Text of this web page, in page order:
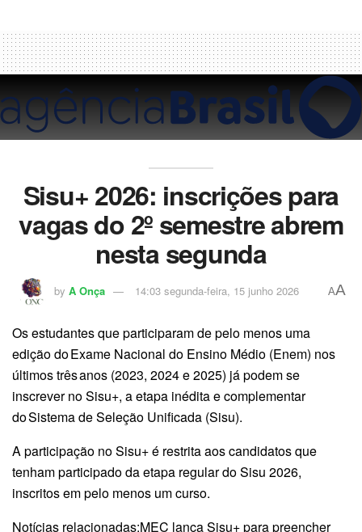
Sisu+ 2026: inscrições para
vagas do 2º semestre abrem
nesta segunda
by A Onça 14:03 segunda-feira, 15 junho 2026 AA
Os estudantes que participaram de pelo menos uma
edição do Exame Nacional do Ensino Médio (Enem) nos
últimos três anos (2023, 2024 e 2025) já podem se
inscrever no Sisu+, a etapa inédita e complementar
do Sistema de Seleção Unificada (Sisu).
A participação no Sisu+ é restrita aos candidatos que
tenham participado da etapa regular do Sisu 2026,
inscritos em pelo menos um curso.
Notícias relacionadas:MEC lança Sisu+ para preencher